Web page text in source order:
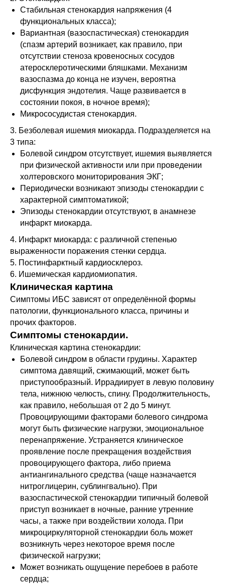
Стабильная стенокардия напряжения (4
функциональных класса);
Вариантная (вазоспастическая) стенокардия
(спазм артерий возникает, как правило, при
отсутствии стеноза кровеносных сосудов
атеросклеротическими бляшками. Механизм
вазоспазма до конца не изучен, вероятна
дисфункция эндотелия. Чаще развивается в
состоянии покоя, в ночное время);
Микрососудистая стенокардия.
3. Безболевая ишемия миокарда. Подразделяется на
3 типа:
Болевой синдром отсутствует, ишемия выявляется
при физической активности или при проведении
холтеровского мониторирования ЭКГ;
Периодически возникают эпизоды стенокардии с
характерной симптоматикой;
Эпизоды стенокардии отсутствуют, в анамнезе
инфаркт миокарда.
4. Инфаркт миокарда: с различной степенью
выраженности поражения стенки сердца.
5. Постинфарктный кардиосклероз.
6. Ишемическая кардиомиопатия.
Клиническая картина
Симптомы ИБС зависят от определённой формы
патологии, функционального класса, причины и
прочих факторов.
Симптомы стенокардии.
Клиническая картина стенокардии:
Болевой синдром в области грудины. Характер
симптома давящий, сжимающий, может быть
приступообразный. Иррадиирует в левую половину
тела, нижнюю челюсть, спину. Продолжительность,
как правило, небольшая от 2 до 5 минут.
Провоцирующими факторами болевого синдрома
могут быть физические нагрузки, эмоциональное
перенапряжение. Устраняется клиническое
проявление после прекращения воздействия
провоцирующего фактора, либо приема
антиангинального средства (чаще назначается
нитроглицерин, сублингвально). При
вазоспастической стенокардии типичный болевой
приступ возникает в ночные, ранние утренние
часы, а также при воздействии холода. При
микроциркуляторной стенокардии боль может
возникнуть через некоторое время после
физической нагрузки;
Может возникать ощущение перебоев в работе
сердца;